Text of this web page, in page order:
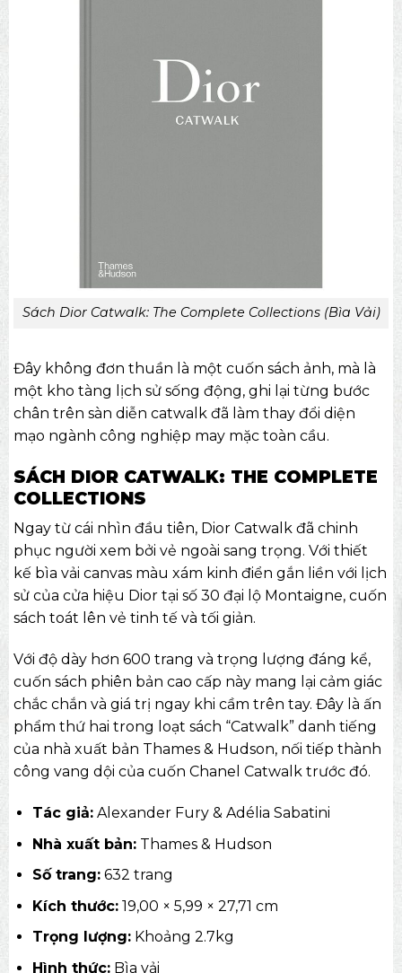
Sách Dior Catwalk: The Complete Collections (Bìa Vải)
Đây không đơn thuần là một cuốn sách ảnh, mà là
một kho tàng lịch sử sống động, ghi lại từng bước
chân trên sàn diễn catwalk đã làm thay đổi diện
mạo ngành công nghiệp may mặc toàn cầu.
SÁCH DIOR CATWALK: THE COMPLETE
COLLECTIONS
Ngay từ cái nhìn đầu tiên, Dior Catwalk đã chinh
phục người xem bởi vẻ ngoài sang trọng. Với thiết
kế bìa vải canvas màu xám kinh điển gắn liền với lịch
sử của cửa hiệu Dior tại số 30 đại lộ Montaigne, cuốn
sách toát lên vẻ tinh tế và tối giản.
Với độ dày hơn 600 trang và trọng lượng đáng kể,
cuốn sách phiên bản cao cấp này mang lại cảm giác
chắc chắn và giá trị ngay khi cầm trên tay. Đây là ấn
phẩm thứ hai trong loạt sách “Catwalk” danh tiếng
của nhà xuất bản Thames & Hudson, nối tiếp thành
công vang dội của cuốn Chanel Catwalk trước đó.
Tác giả:Alexander Fury & Adélia Sabatini
Nhà xuất bản:Thames & Hudson
Số trang:632 trang
Kích thước:19,00 × 5,99 × 27,71 cm
Trọng lượng:Khoảng 2.7kg
Hình thức:Bìa vải